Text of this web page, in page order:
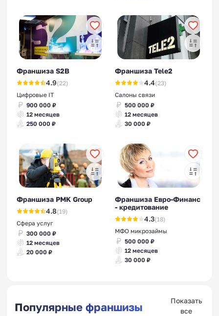
Франшиза S2B
4.9(22)
Цифровые IT
900 000 ₽
12 месяцев
250 000 ₽
Франшиза Tele2
4.4(23)
Салоны связи
500 000 ₽
12 месяцев
30 000 ₽
Франшиза PMK Group
4.8(19)
Сфера услуг
300 000 ₽
12 месяцев
20 000 ₽
Франшиза Евро-Финанс
- кредитование
4.3(18)
МФО микрозаймы
500 000 ₽
12 месяцев
30 000 ₽
Популярные франшизы
Показать
все